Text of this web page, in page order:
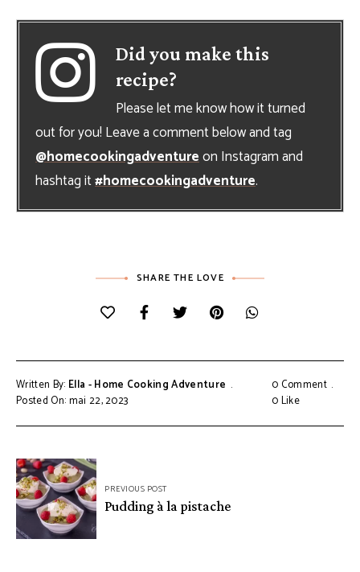
Did you make this
recipe?
Please let me know how it turned
out for you! Leave a comment below and tag
@homecookingadventureon Instagram and
hashtag it#homecookingadventure.
SHARE THE LOVE
Written By: Ella - Home Cooking Adventure
Posted On: mai 22, 2023
0 Comment
0Like
Navigation
de
l’article
PREVIOUS POST
Pudding à la pistache